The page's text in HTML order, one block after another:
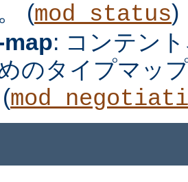
(mod_status)
: コンテン
のタイプマッ